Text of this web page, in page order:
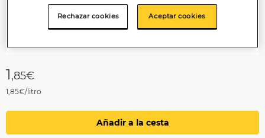
1,85€
1,85€/litro
Añadir a la cesta
Rechazar cookies Aceptar cookies